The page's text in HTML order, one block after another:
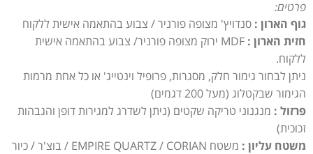
פרטים:
גוף הארון : סנדויץ' מצופה פורניר / צבוע בהתאמה אישית ללקוח
חזית הארון :
MDF ירוק מצופה פורניר/ צבוע בהתאמה אישית
ללקוח.
ניתן לבחור גימור חלק, מסגרות, פרופיל וינטייג' או כל אחת מרמות
הגימור שבקטלוג (מעל 200 דגמים)
פרזול : מנגנוני טריקה שקטים (ניתן לשדרג למגירות דופן והגבהות
זכוכית)
משטח עליון :
משטח EMPIRE QUARTZ / CORIAN / בוצ'ר / כיור